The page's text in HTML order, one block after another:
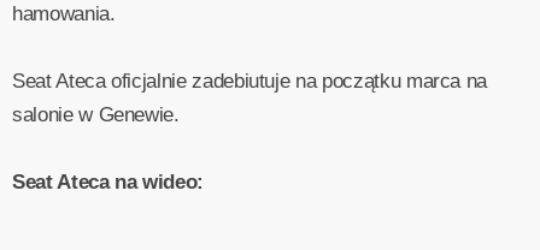
hamowania.
Seat Ateca oficjalnie zadebiutuje na początku marca na
salonie w Genewie.
Seat Ateca na wideo: